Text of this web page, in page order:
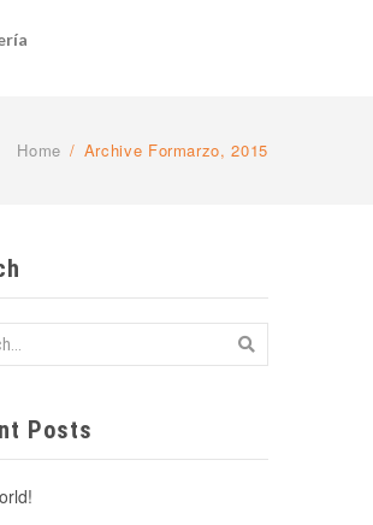
Home / Archive Formarzo, 2015
Posts